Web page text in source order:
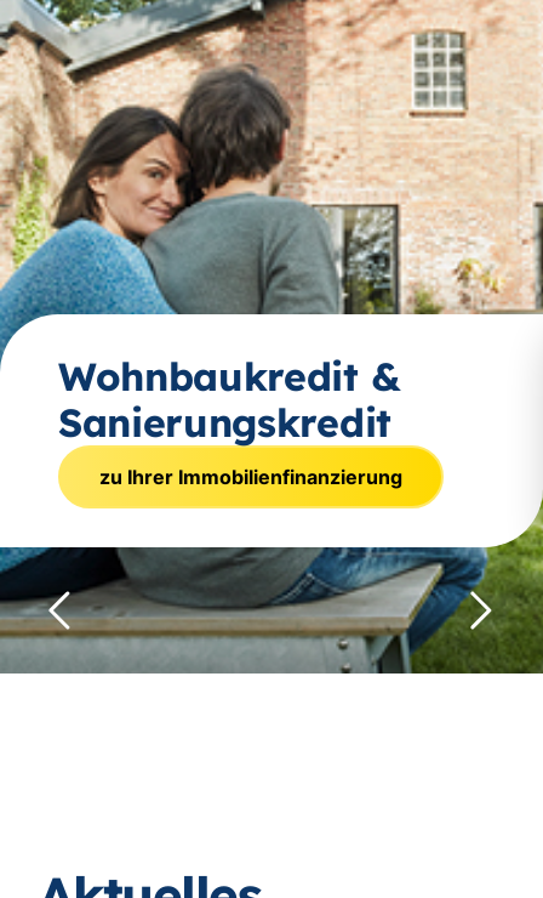
Wohnbaukredit &
Sanierungskredit
zu Ihrer Immobilienfinanzierung
Rückwärts